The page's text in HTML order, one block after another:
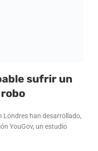
sufrir un
Londres han desarrollado,
YouGov, un estudio